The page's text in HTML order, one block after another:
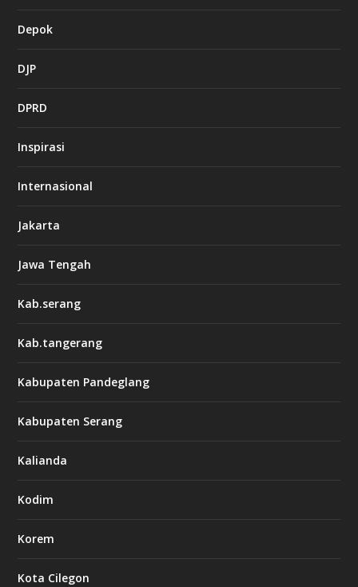
Depok
DJP
DPRD
Inspirasi
Internasional
Jakarta
Jawa Tengah
Kab.serang
Kab.tangerang
Kabupaten Pandeglang
Kabupaten Serang
Kalianda
Kodim
Korem
Kota Cilegon